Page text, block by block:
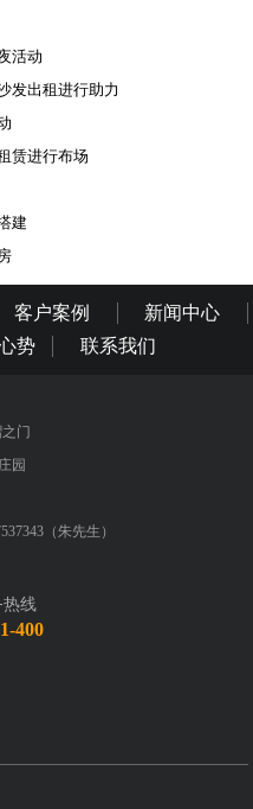
活动
发出租进行助力
赁进行布场
建
客户案例
新闻中心
势 联系我们
门
园
（朱先生）
热线
400